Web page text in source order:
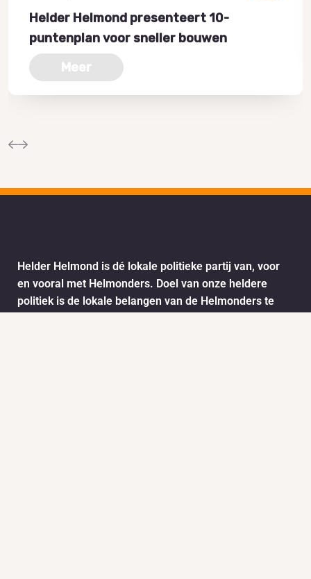
Helder Helmond presenteert 10-
puntenplan voor sneller bouwen
Meer
Helder Helmond is dé lokale politieke partij van, voor
en vooral met Helmonders. Doel van onze heldere
politiek is de lokale belangen van de Helmonders te